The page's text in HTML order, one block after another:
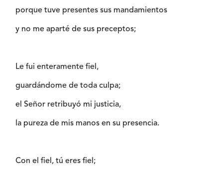
porque tuve presentes sus mandamientos
y no me aparté de sus preceptos;
Le fui enteramente fiel,
guardándome de toda culpa;
el Señor retribuyó mi justicia,
la pureza de mis manos en su presencia.
Con el fiel, tú eres fiel;